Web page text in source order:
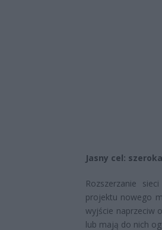
Jasny cel:
Rozszerzanie
projektu nowego
wyjście naprzeciw
lub mają do nich